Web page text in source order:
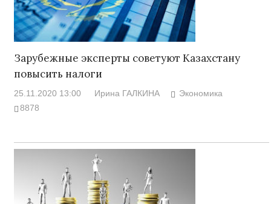
Зарубежные эксперты советуют Казахстану
повысить налоги
25.11.2020 13:00 Ирина ГАЛКИНА
Экономика
8878